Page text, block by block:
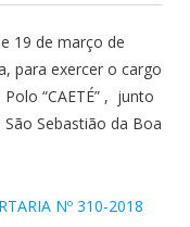
19 de março de
para exercer o cargo
“CAETÉ” , junto
Sebastião da Boa
Nº 310-2018